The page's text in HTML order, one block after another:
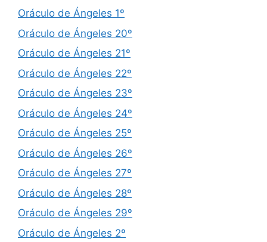
Oráculo de Ángeles 1º
Oráculo de Ángeles 20º
Oráculo de Ángeles 21º
Oráculo de Ángeles 22º
Oráculo de Ángeles 23º
Oráculo de Ángeles 24º
Oráculo de Ángeles 25º
Oráculo de Ángeles 26º
Oráculo de Ángeles 27º
Oráculo de Ángeles 28º
Oráculo de Ángeles 29º
Oráculo de Ángeles 2º